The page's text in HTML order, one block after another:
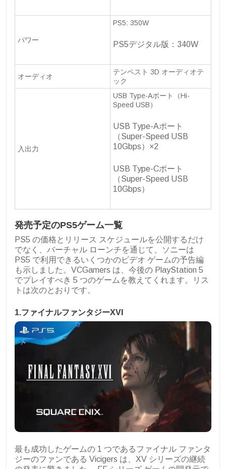
パワー
PS5: 350W
PS5デジタル版：340W
オーディオ
テンペスト 3D オーディオテ
ック
入出力
USB Type-Aポート（Hi-
Speed USB）
USB Type-Aポート
（Super-Speed USB
10Gbps）×2
USB Type-Cポート
（Super-Speed USB
10Gbps）
発売予定のPS5ゲーム一覧
PS5 の価格とリリース スケジュールを公開するだけ
でなく、バーチャル ローンチを通じて、ソニーは
PS5 で利用できるいくつかのビデオ ゲームの予告編
も示しました。VCGamers は、今後の PlayStation 5
でプレイすべき 5 つのゲームを教えてくれます。リス
トは次のとおりです。
1.ファイナルファンタジーXVI
最も成功したゲームの 1 つであるファイナル ファンタ
ジーのファンである Vicigers は、XV シリーズの継続